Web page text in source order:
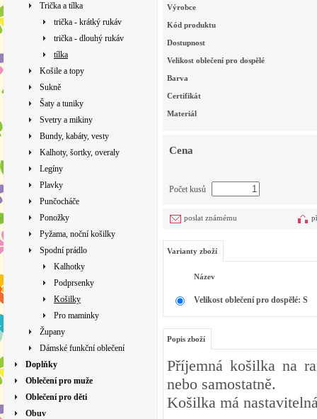
Trička a tílka
trička - krátký rukáv
trička - dlouhý rukáv
tílka
Košile a topy
Sukně
Šaty a tuniky
Svetry a mikiny
Bundy, kabáty, vesty
Kalhoty, šortky, overaly
Legíny
Plavky
Punčocháče
Ponožky
Pyžama, noční košilky
Spodní prádlo
Kalhotky
Podprsenky
Košilky
Pro maminky
Župany
Dámské funkční oblečení
Doplňky
Oblečení pro muže
Oblečení pro děti
Obuv
Výrobce
Kód produktu
Dostupnost
Velikost oblečení pro dospělé
Barva
Certifikát
Materiál
Cena
Počet kusů
poslat známému
Varianty zboží
Název
Velikost oblečení pro dospělé: S
Popis zboží
Příjemná košilka na
nebo samostatně.
Košilka má